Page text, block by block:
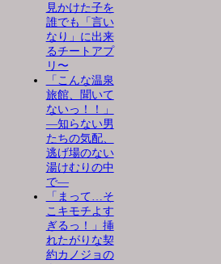
見かけた子を
誰でも「言い
なり」に出来
るチートアプ
リ〜
「こんな温泉
旅館、聞いて
ないっ！！」
―知らない男
たちの気配、
逃げ場のない
湯けむりの中
で―
「まって…そ
こキモチよす
ぎるっ！」挿
れたがりな契
約カノジョの